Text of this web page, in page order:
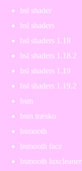
bsl shader
bsl shaders
bsl shaders 1.18
bsl shaders 1.18.2
bsl shaders 1.19
bsl shaders 1.19.2
bsm
bsm træsko
bsmooth
bsmooth face
bsmooth luxcleaner